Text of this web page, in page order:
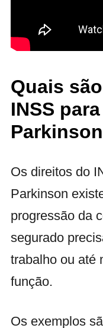
Quais
INSS
Os direitos do
Parkinson
progressão da
segurado
trabalho ou até
função.
Os exemplos